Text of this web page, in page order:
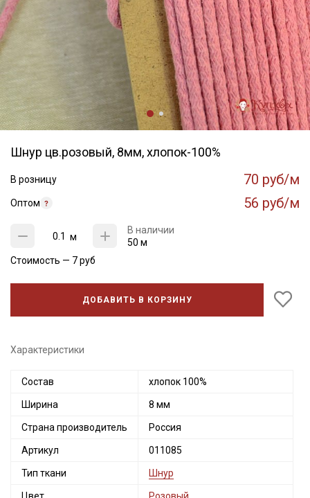
Шнур цв.розовый, 8мм, хлопок-100%
В розницу 70 руб/м
Оптом 56 руб/м
м
В наличии
50 м
Стоимость — 7руб
ДОБАВИТЬ В КОРЗИНУ
Характеристики
Состав хлопок 100%
Ширина 8 мм
Страна производитель Россия
Артикул 011085
Тип ткани Шнур
Мы публикуем здесь дополнительные
промокоды и скидки до 30% на узкие
категории тканей